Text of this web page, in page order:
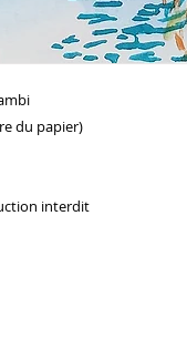
du papier)
interdit